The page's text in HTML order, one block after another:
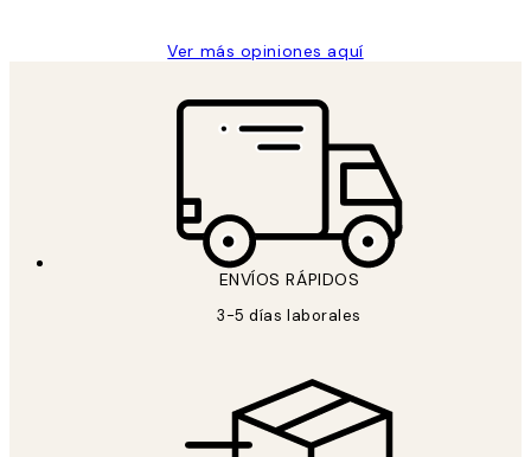
Ver más opiniones aquí
ENVÍOS RÁPIDOS
3-5 días laborales